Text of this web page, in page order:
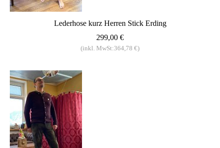
Lederhose kurz Herren Stick Erding
299,00 €
(inkl. MwSt:364,78 €)